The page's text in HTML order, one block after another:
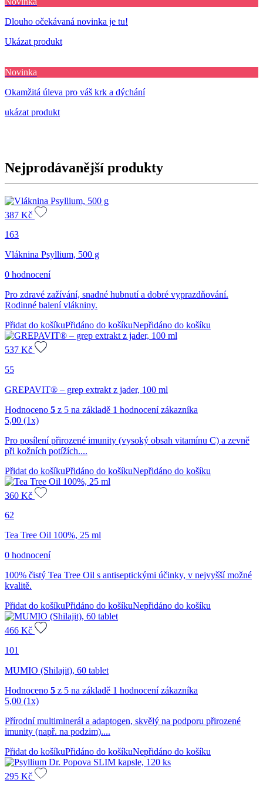
Dlouho očekávaná novinka je tu!
Ukázat produkt
Novinka
Okamžitá úleva pro váš krk a dýchání
ukázat produkt
Nejprodávanější produkty
387 Kč
163
Vláknina Psyllium, 500 g
0 hodnocení
Pro zdravé zažívání, snadné hubnutí a dobré vyprazdňování.
Rodinné balení vlákniny.
Přidat do košíkuPřidáno do košíkuNepřidáno do košíku
537 Kč
55
GREPAVIT® – grep extrakt z jader, 100 ml
Hodnoceno 5 z 5 na základě 1 hodnocení zákazníka
5,00 (1x)
Pro posílení přirozené imunity (vysoký obsah vitamínu C) a zevně
při kožních potížích....
Přidat do košíkuPřidáno do košíkuNepřidáno do košíku
360 Kč
62
Tea Tree Oil 100%, 25 ml
0 hodnocení
100% čistý Tea Tree Oil s antiseptickými účinky, v nejvyšší možné
kvalitě.
Přidat do košíkuPřidáno do košíkuNepřidáno do košíku
466 Kč
101
MUMIO (Shilajit), 60 tablet
Hodnoceno 5 z 5 na základě 1 hodnocení zákazníka
5,00 (1x)
Přírodní multiminerál a adaptogen, skvělý na podporu přirozené
imunity (např. na podzim)....
Přidat do košíkuPřidáno do košíkuNepřidáno do košíku
295 Kč